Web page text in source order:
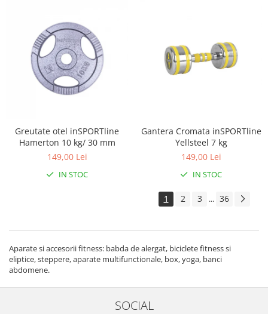
Greutate otel inSPORTline
Hamerton 10 kg/ 30 mm
149,00 Lei
IN STOC
Gantera Cromata inSPORTline
Yellsteel 7 kg
149,00 Lei
IN STOC
1 2 3 ... 36
Aparate si accesorii fitness: babda de alergat, biciclete fitness si
eliptice, steppere, aparate multifunctionale, box, yoga, banci
abdomene.
SOCIAL